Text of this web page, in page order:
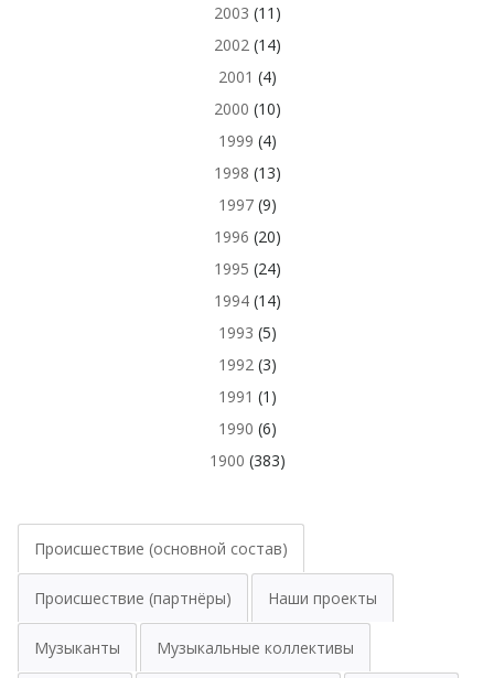
2003 (11)
2002(14)
2001 (4)
2000 (10)
1999 (4)
1998 (13)
1997(9)
1996 (20)
1995 (24)
1994(14)
1993 (5)
1992(3)
1991 (1)
1990 (6)
1900 (383)
Происшествие (основной состав)
Происшествие (партнёры) Наши проекты
Музыканты Музыкальные коллективы